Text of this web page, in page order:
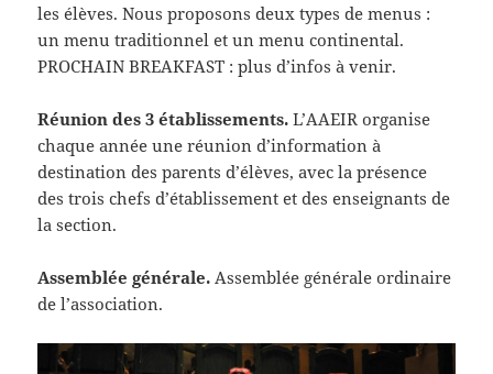
les élèves. Nous proposons deux types de menus :
un menu traditionnel et un menu continental.
PROCHAIN BREAKFAST : plus d’infos à venir.
Réunion des 3 établissements. L’AAEIR organise
chaque année une réunion d’information à
destination des parents d’élèves, avec la présence
des trois chefs d’établissement et des enseignants de
la section.
Assemblée générale. Assemblée générale ordinaire
de l’association.